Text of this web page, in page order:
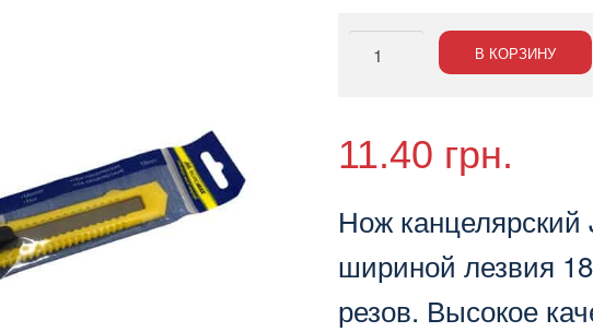
Количество
Нож
пластиковый
ширина
18
мм,
(арт.45138)
В КОРЗИНУ
11.40 грн.
Нож
шириной лезвия
резов. Высокое